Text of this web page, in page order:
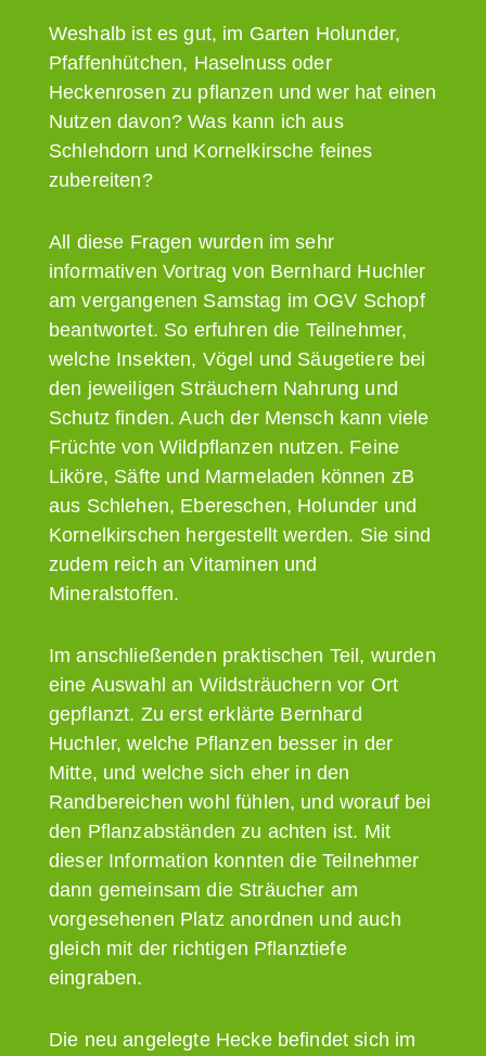
Weshalb ist es gut, im Garten Holunder,
Pfaffenhütchen, Haselnuss oder
Heckenrosen zu pflanzen und wer hat einen
Nutzen davon? Was kann ich aus
Schlehdorn und Kornelkirsche feines
zubereiten?
All diese Fragen wurden im sehr
informativen Vortrag von Bernhard Huchler
am vergangenen Samstag im OGV Schopf
beantwortet. So erfuhren die Teilnehmer,
welche Insekten, Vögel und Säugetiere bei
den jeweiligen Sträuchern Nahrung und
Schutz finden. Auch der Mensch kann viele
Früchte von Wildpflanzen nutzen. Feine
Liköre, Säfte und Marmeladen können zB
aus Schlehen, Ebereschen, Holunder und
Kornelkirschen hergestellt werden. Sie sind
zudem reich an Vitaminen und
Mineralstoffen.
Im anschließenden praktischen Teil, wurden
eine Auswahl an Wildsträuchern vor Ort
gepflanzt. Zu erst erklärte Bernhard
Huchler, welche Pflanzen besser in der
Mitte, und welche sich eher in den
Randbereichen wohl fühlen, und worauf bei
den Pflanzabständen zu achten ist. Mit
dieser Information konnten die Teilnehmer
dann gemeinsam die Sträucher am
vorgesehenen Platz anordnen und auch
gleich mit der richtigen Pflanztiefe
eingraben.
Die neu angelegte Hecke befindet sich im